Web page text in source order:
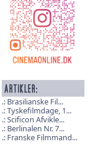
Brasilianske Fil...
Tyskefilmdage, 1...
Scificon Afvikle...
Berlinalen Nr. 7...
Franske Filmmand...